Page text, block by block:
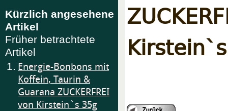
Kürzlich angesehene
Artikel
Früher betrachtete
Artikel
1. Energie-Bonbons mit
Koffein, Taurin &
Guarana ZUCKERFREI
von Kirstein`s 35g